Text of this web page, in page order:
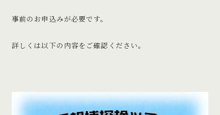
事前のお申込みが必要です。
詳しくは以下の内容をご確認ください。